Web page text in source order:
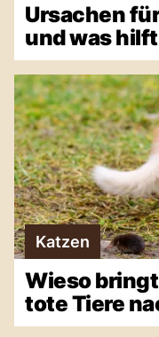
Ursachen
und was hilft
Katzen
Wieso
tote Tiere